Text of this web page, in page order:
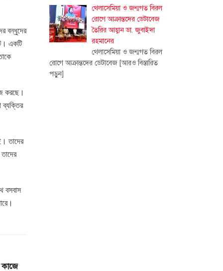
বন্ধুদের
একটি
করছে।
ব্যক্তির
তাদের
বসবাস
কাজে
থেলাসেমিয়া ও জন্মগত বিরল
রোগে আক্রান্তদের ডেটাবেজ
তৈরির আহ্বান ডা. জুবাইদা
রহমানের
থেলাসেমিয়া ও জন্মগত বিরল
রোগে আক্রান্তদের ডেটাবেজ [আরও বিস্তারিত
পড়ুন]